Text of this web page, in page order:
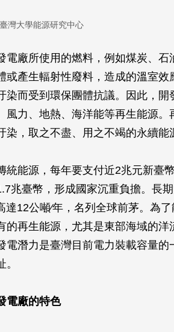
臺灣大學能源研究中心
電廠所使用的燃料，例如煤炭、
或產生輻射性廢料，造成的溫室
染而受到環保團體抗議。因此，開
風力、地熱、海洋能等再生能源
染，取之不盡、用之不竭的永續能
統能源，每年要支付近2兆元新臺
兆臺幣，形成國家沉重負擔。長
達12公噸∕年，名列全球前茅。為
的再生能源，尤其是東部海域的
電潛力是臺灣目前電力裝載容量
電廠的特色